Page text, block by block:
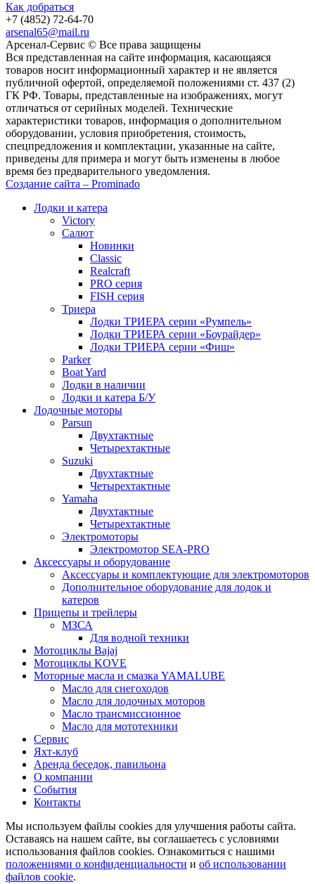
Как добраться
+7 (4852) 72-64-70
arsenal65@mail.ru
Aрсенал-Сервис © Все права защищены
Вся представленная на сайте информация, касающаяся
товаров носит информационный характер и не является
публичной офертой, определяемой положениями ст. 437 (2)
ГК РФ. Товары, представленные на изображениях, могут
отличаться от серийных моделей. Технические
характеристики товаров, информация о дополнительном
оборудовании, условия приобретения, стоимость,
спецпредложения и комплектации, указанные на сайте,
приведены для примера и могут быть изменены в любое
время без предварительного уведомления.
Создание сайта – Prominado
Лодки и катера
Victory
Салют
Новинки
Classic
Realcraft
PRO серия
FISH серия
Триера
Лодки ТРИЕРА серии «Румпель»
Лодки ТРИЕРА серии «Боурайдер»
Лодки ТРИЕРА серии «Фиш»
Parker
Boat Yard
Лодки в наличии
Лодки и катера Б/У
Лодочные моторы
Parsun
Двухтактные
Четырехтактные
Suzuki
Двухтактные
Четырехтактные
Yamaha
Двухтактные
Четырехтактные
Электромоторы
Электромотор SEA-PRO
Аксессуары и оборудование
Аксессуары и комплектующие для электромоторов
Дополнительное оборудование для лодок и
катеров
Прицепы и трейлеры
МЗСА
Для водной техники
Мотоциклы Bajaj
Мотоциклы KOVE
Моторные масла и смазка YAMALUBE
Масло для снегоходов
Масло для лодочных моторов
Масло трансмиссионное
Масло для мототехники
Сервис
Яхт-клуб
Аренда беседок, павильона
О компании
События
Контакты
Мы используем файлы cookies для улучшения работы сайта.
Оставаясь на нашем сайте, вы соглашаетесь с условиями
использования файлов cookies. Ознакомиться с нашими
положениями о конфиденциальности и об использовании
файлов cookie.